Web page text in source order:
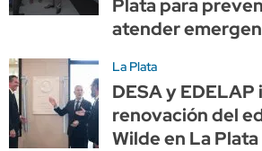
Plata para
atender
La Plata
DESA y
renovación del
Wilde en La Plata